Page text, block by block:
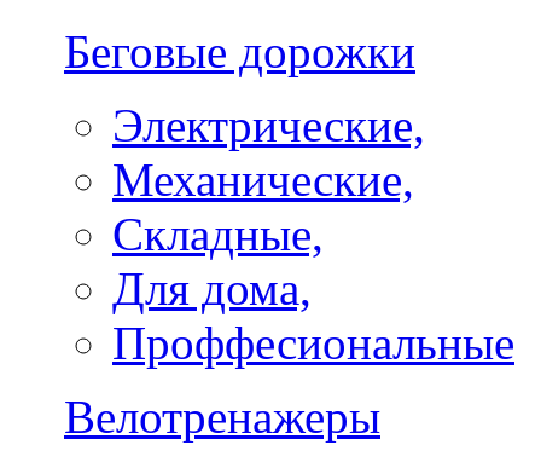
Беговые дорожки
Электрические,
Механические,
Складные,
Для дома,
Проффесиональные
Велотренажеры